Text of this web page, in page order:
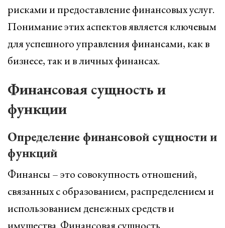
рисками и предоставление финансовых услуг.
Понимание этих аспектов является ключевым
для успешного управления финансами, как в
бизнесе, так и в личных финансах.
Финансовая сущность и
функции
Определение финансовой сущности и
функций
Финансы – это совокупность отношений,
связанных с образованием, распределением и
использованием денежных средств и